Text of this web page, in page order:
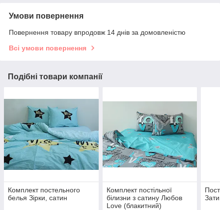
Умови повернення
Повернення товару впродовж 14 днів за домовленістю
Всі умови повернення
Подібні товари компанії
Комплект постельного
белья Зірки, сатин
Комплект постільної
білизни з сатину Любов
Love (блакитний)